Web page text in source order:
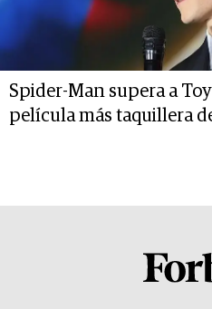
Spider-Man supera a
película más taquillera